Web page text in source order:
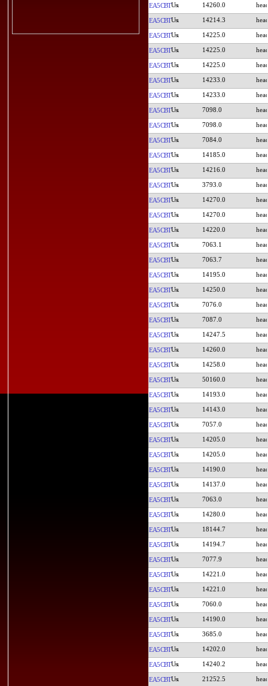
EA5CBT 14260.0
EA5CBT 14214.3
EA5CBT 14225.0
EA5CBT 14225.0
EA5CBT 14225.0
EA5CBT 14233.0
EA5CBT 14233.0
EA5CBT 7098.0
EA5CBT 7098.0
EA5CBT 7084.0
EA5CBT 14185.0
EA5CBT 14216.0
EA5CBT 3793.0
EA5CBT 14270.0
EA5CBT 14270.0
EA5CBT 14220.0
EA5CBT 7063.1
EA5CBT 7063.7
EA5CBT 14195.0
EA5CBT 14250.0
EA5CBT 7076.0
EA5CBT 7087.0
EA5CBT 14247.5
EA5CBT 14260.0
EA5CBT 14258.0
EA5CBT 50160.0
EA5CBT 14193.0
EA5CBT 14143.0
EA5CBT 7057.0
EA5CBT 14205.0
EA5CBT 14205.0
EA5CBT 14190.0
EA5CBT 14137.0
EA5CBT 7063.0
EA5CBT 14280.0
EA5CBT 18144.7
EA5CBT 14194.7
EA5CBT 7077.9
EA5CBT 14221.0
EA5CBT 14221.0
EA5CBT 7060.0
EA5CBT 14190.0
EA5CBT 3685.0
EA5CBT 14202.0
EA5CBT 14240.2
EA5CBT 21252.5